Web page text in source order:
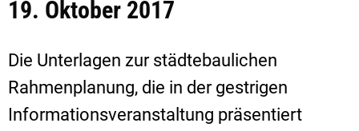
19. Oktober 2017
Die Unterlagen zur städtebaulichen
Rahmenplanung, die in der gestrigen
Informationsveranstaltung präsentiert